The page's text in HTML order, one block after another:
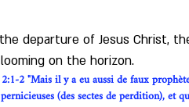
departure of Jesus Christ,
on the horizon.
2 "Mais il y a eu aussi de faux
(des sectes de perdition),